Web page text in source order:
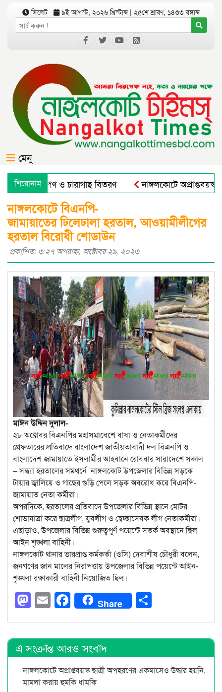
সিলেট ৯ই আগস্ট, ২০২৬ খ্রিস্টাব্দ | ২৫শে শ্রাবণ, ১৪৩৩ বঙ্গাব্দ
মেনু
শিরোনাম
বৃক্ষরোপণ ও চারাগাছ বিতরণ নাঙ্গলকোটে অপ্রাপ্তবয়স্ক
নাঙ্গলকোটে বিএনপি-
জামায়াতের ঢিলেঢালা হরতাল, আওয়ামীলীগের
হরতাল বিরোধী শোডাউন
প্রকাশিত: ৩:২৭ অপরাহ্ণ, অক্টোবর ২৯, ২০২৩
মাঈন উদ্দিন দুলাল-
২৮ অক্টোবর বিএনপির মহাসমাবেশে বাধা ও নেতাকর্মীদের
গ্রেফতারের প্রতিবাদে বাংলাদেশ জাতীয়তাবাদী দল বিএনপি ও
বাংলাদেশ জামায়াতে ইসলামীর আহবানে রোববার সারাদেশে সকাল
– সন্ধ্যা হরতালের সমথর্নে নাঙ্গলকোট উপজেলার বিভিন্ন সড়কে
টায়ার জ্বালিয়ে ও গাছের গুড়ি পেলে সড়ক অবরোধ করে বিএনপি-
জামায়াত নেতা কর্মীরা।
অপরদিকে, হরতালের প্রতিবাদে উপজেলার বিভিন্ন স্থানে মোটর
শোভাযাত্রা করে ছাত্রলীগ, যুবলীগ ও স্বেচ্ছাসেবক লীগ নেতাকর্মীরা।
এছাড়াও, উপজেলার বিভিন্ন গুরুত্বপূর্ণ পয়েন্টে সতর্ক অবস্থানে ছিল
আইন শৃঙ্খলা বাহিনী।
নাঙ্গলকোট থানার ভারপ্রাপ্ত কর্মকর্তা (ওসি) দেবাশীষ চৌধুরী বলেন,
জনগণের জান মালের নিরাপত্তায় উপজেলার বিভিন্ন পয়েন্টে আইন-
শৃঙ্খলা রক্ষাকারী বাহিনী নিয়োজিত ছিল।
Mastodon
EmailFacebook
Share
এ সংক্রান্ত আরও সংবাদ
নাঙ্গলকোটে অপ্রাপ্তবয়স্ক ছাত্রী অপহরণের একমাসেও উদ্ধার হয়নি,
মামলা করায় হুমকি ধামকি